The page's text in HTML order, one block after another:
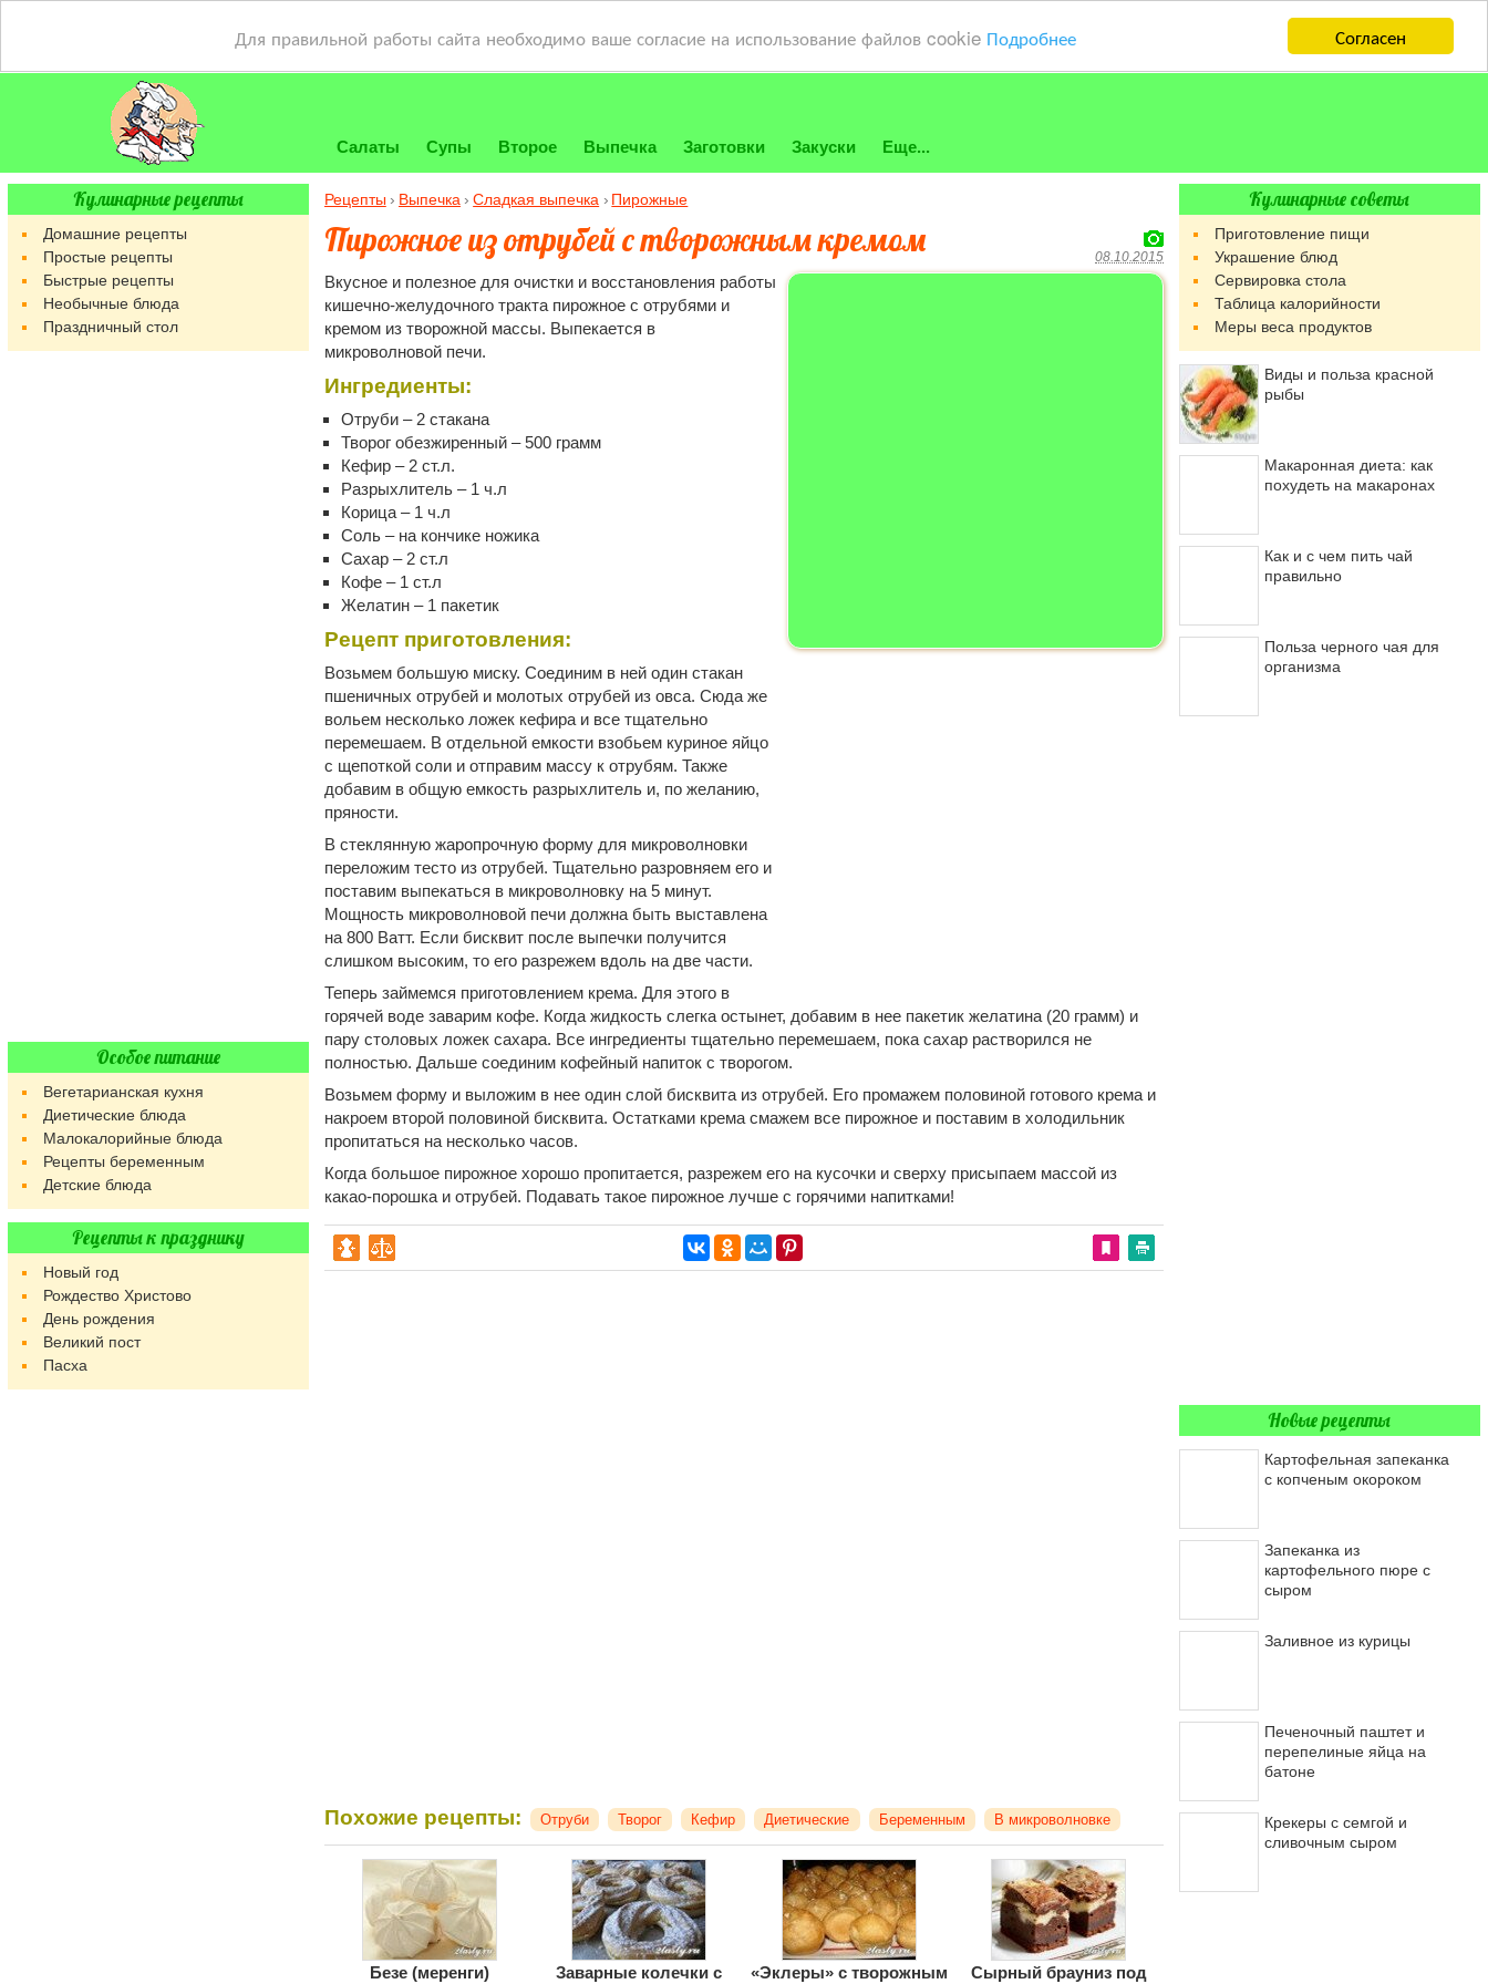
Согласен
Для правильной работы сайта необходимо ваше согласие на использование файлов cookie Подробнее
Салаты Супы Второе Выпечка Заготовки Закуски Еще...
Рецепты Выпечка Сладкая выпечка Пирожные
Пирожное из отрубей с творожным кремом 08.10.2015
Вкусное и полезное для очистки и восстановления работы
кишечно-желудочного тракта пирожное с отрубями и
кремом из творожной массы. Выпекается в
микроволновой печи.
Ингредиенты:
Отруби – 2 стакана
Творог обезжиренный – 500 грамм
Кефир – 2 ст.л.
Разрыхлитель – 1 ч.л
Корица – 1 ч.л
Соль – на кончике ножика
Сахар – 2 ст.л
Кофе – 1 ст.л
Желатин – 1 пакетик
Рецепт приготовления:
Возьмем большую миску. Соединим в ней один стакан
пшеничных отрубей и молотых отрубей из овса. Сюда же
вольем несколько ложек кефира и все тщательно
перемешаем. В отдельной емкости взобьем куриное яйцо
с щепоткой соли и отправим массу к отрубям. Также
добавим в общую емкость разрыхлитель и, по желанию,
пряности.
В стеклянную жаропрочную форму для микроволновки
переложим тесто из отрубей. Тщательно разровняем его и
поставим выпекаться в микроволновку на 5 минут.
Мощность микроволновой печи должна быть выставлена
на 800 Ватт. Если бисквит после выпечки получится
слишком высоким, то его разрежем вдоль на две части.
Теперь займемся приготовлением крема. Для этого в
горячей воде заварим кофе. Когда жидкость слегка остынет, добавим в нее пакетик желатина (20 грамм) и
пару столовых ложек сахара. Все ингредиенты тщательно перемешаем, пока сахар растворился не
полностью. Дальше соединим кофейный напиток с творогом.
Возьмем форму и выложим в нее один слой бисквита из отрубей. Его промажем половиной готового крема и
накроем второй половиной бисквита. Остатками крема смажем все пирожное и поставим в холодильник
пропитаться на несколько часов.
Когда большое пирожное хорошо пропитается, разрежем его на кусочки и сверху присыпаем массой из
какао-порошка и отрубей. Подавать такое пирожное лучше с горячими напитками!
Похожие рецепты: Отруби Творог Кефир Диетические Беременным В микроволновке
Безе (меренги)
Заварные колечки с
«Эклеры» с творожным
Сырный брауниз под
Кулинарные рецепты
Домашние рецепты
Простые рецепты
Быстрые рецепты
Необычные блюда
Праздничный стол
Особое питание
Вегетарианская кухня
Диетические блюда
Малокалорийные блюда
Рецепты беременным
Детские блюда
Рецепты к празднику
Новый год
Рождество Христово
День рождения
Великий пост
Пасха
Кулинарные советы
Приготовление пищи
Украшение блюд
Сервировка стола
Таблица калорийности
Меры веса продуктов
Виды и польза красной
рыбы
Макаронная диета: как
похудеть на макаронах
Как и с чем пить чай
правильно
Польза черного чая для
организма
Новые рецепты
Картофельная запеканка
с копченым окороком
Запеканка из
картофельного пюре с
сыром
Заливное из курицы
Печеночный паштет и
перепелиные яйца на
батоне
Крекеры с семгой и
сливочным сыром